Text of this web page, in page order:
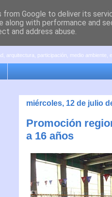
arquitectura, participación, medio ambiente,
miércoles, 12 de julio
Promoción
a 16 años
Google to deliver its
along with performance and
and address abuse.